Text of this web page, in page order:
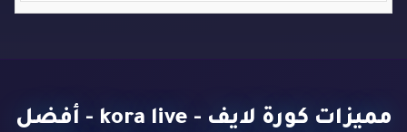
مميزات كورة لايف - kora live - أفضل